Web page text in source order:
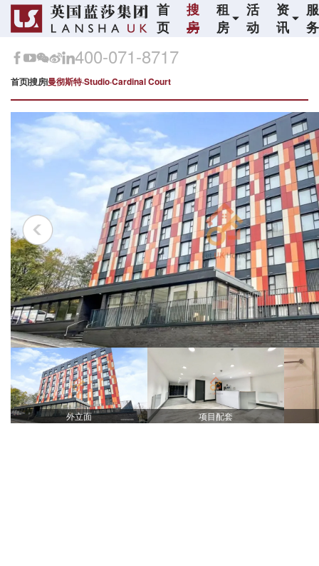
首
页
搜
房
租
房
活
动
资
讯
服
务
400-071-8717
首页搜房曼彻斯特·Studio·Cardinal Court
外立面 项目配套